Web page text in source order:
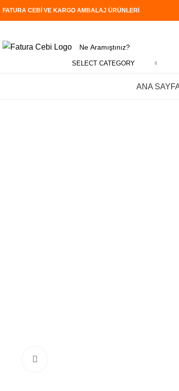
FATURA CEBİ VE KARGO AMBALAJ ÜRÜNLERİ
SELECT CATEGORY
ANA